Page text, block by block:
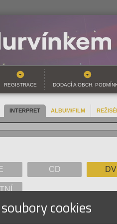
REGISTRACE DODACÍ A OBCH.
INTERPRET ALBUM/FILM
CD
G cookies